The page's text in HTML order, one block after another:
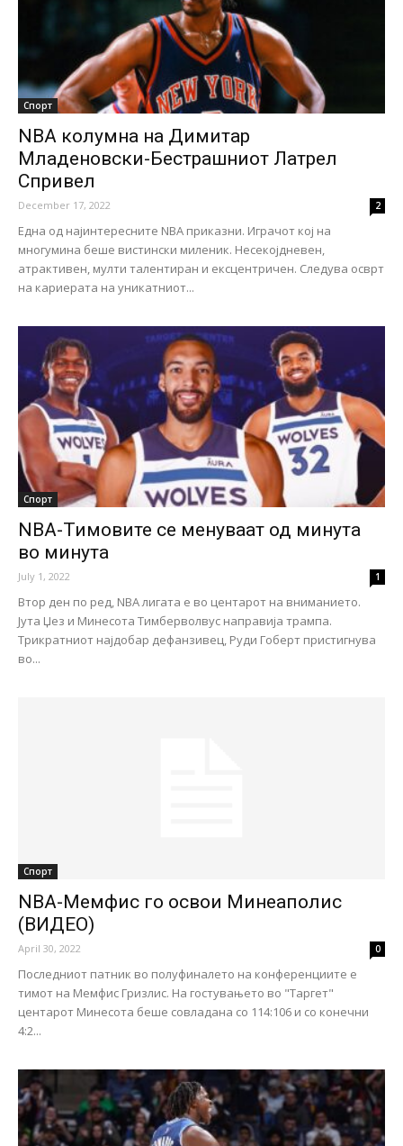
Спорт
NBA колумна на Димитар
Младеновски-Бестрашниот Латрел
Спривел
December 17, 2022 2
Една од најинтересните NBA приказни. Играчот кој на
многумина беше вистински миленик. Несекојдневен,
атрактивен, мулти талентиран и ексцентричен. Следува осврт
на кариерата на уникатниот...
Спорт
NBA-Тимовите се менуваат од минута
во минута
July 1, 2022 1
Втор ден по ред, NBA лигата е во центарот на вниманието.
Јута Џез и Минесота Тимберволвус направија трампа.
Трикратниот најдобар дефанзивец, Руди Гоберт пристигнува
во...
Спорт
NBA-Мемфис го освои Минеаполис
(ВИДЕО)
April 30, 2022 0
Последниот патник во полуфиналето на конференциите е
тимот на Мемфис Гризлис. На гостувањето во "Таргет"
центарот Минесота беше совладана со 114:106 и со конечни
4:2...